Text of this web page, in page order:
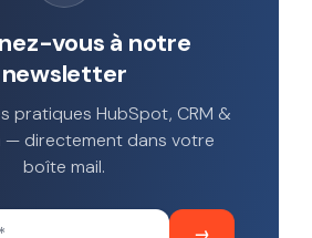
vous à notre
newsletter
pratiques HubSpot, CRM &
— directement dans votre
boîte mail.